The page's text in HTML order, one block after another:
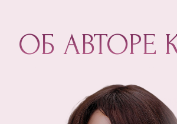
ОБЩЕНИЕ С АВТОРОМ КУРСА И
ДРУГИМИ УЧАСТНИЦАМИ НА КАНАЛЕ
УЧАСТИЕ В LIVE С ВОЗМОЖНОСТЬЮ
ЗАДАВАТЬ ВОПРОСЫ И ПОЛУЧАТЬ
ОТВЕТЫ ОТ КАТРИН КАШУРТ В
ГРУППОВОМ ФОРМАТЕ